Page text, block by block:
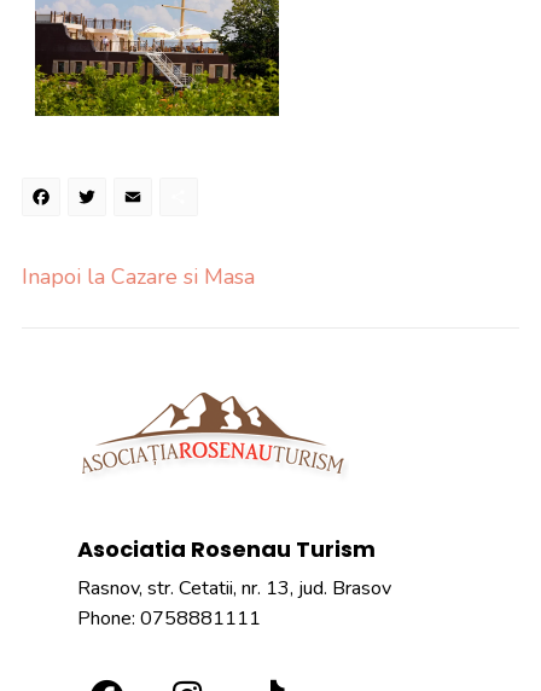
Facebook
Twitter
Inapoi la Cazare si Masa
Asociatia Rosenau Turism
Rasnov, str. Cetatii, nr. 13, jud. Brasov
Phone: 0758881111